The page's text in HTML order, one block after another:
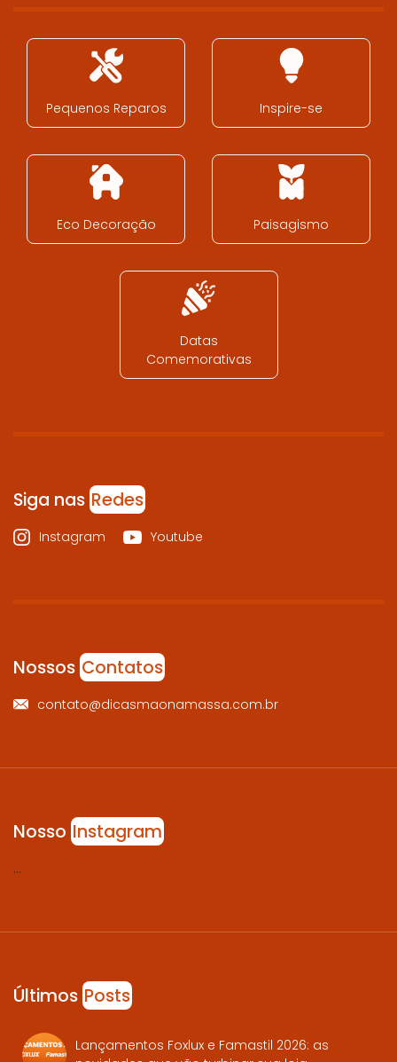
Pequenos Reparos Inspire-se
Eco Decoração Paisagismo
Datas
Comemorativas
Siga nas Redes
Instagram Youtube
Nossos Contatos
contato@dicasmaonamassa.com.br
Nosso Instagram
…
Últimos Posts
Lançamentos Foxlux e Famastil 2026: as